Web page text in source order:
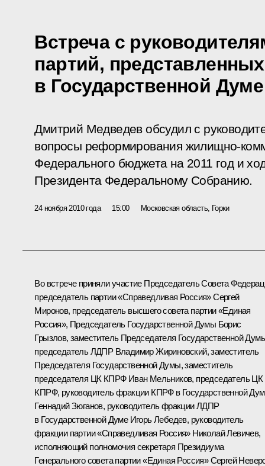
Встреча с
партий, представленных
в Государственной Думе
Дмитрий Медведев обсудил с
вопросы реформирования жилищно-
Федерального бюджета на 2011 год и
Президента Федеральному Собранию.
24 ноября 2010 года 15:00 Московская область, Горки
Во встрече приняли участие Председатель Совета
председатель партии «Справедливая Россия»Сергей
Миронов, председатель высшего совета партии «Единая
Россия», Председатель Государственной Думы Борис
Грызлов, заместитель Председателя Государственной
председатель ЛДПР Владимир Жириновский, заместитель
Председателя Государственной Думы, заместитель
председателя ЦК КПРФ Иван Мельников, председатель ЦК
КПРФ, руководитель фракции КПРФ в Государственной
Геннадий Зюганов, руководитель фракции ЛДПР
в Государственной Думе Игорь Лебедев, руководитель
фракции партии «Справедливая Россия» Николай Левичев,
исполняющий полномочия секретаря Президиума
Генерального совета партии «Единая Россия» Сергей